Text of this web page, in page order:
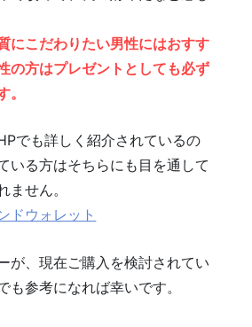
にこだわりたい男性にはおすす
の方はプレゼントとしても必ず
。
でも詳しく紹介されているの
いる方はそちらにも目を通して
ません。
ドウォレット
が、現在ご購入を検討されてい
も参考になれば幸いです。